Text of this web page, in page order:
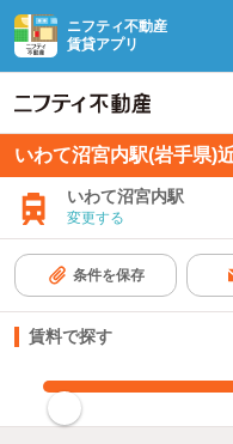
ニフティ不動産
賃貸アプリ
いわて沼宮内駅(岩手県)
いわて沼宮内駅
変更する
条件を保存
賃料で探す